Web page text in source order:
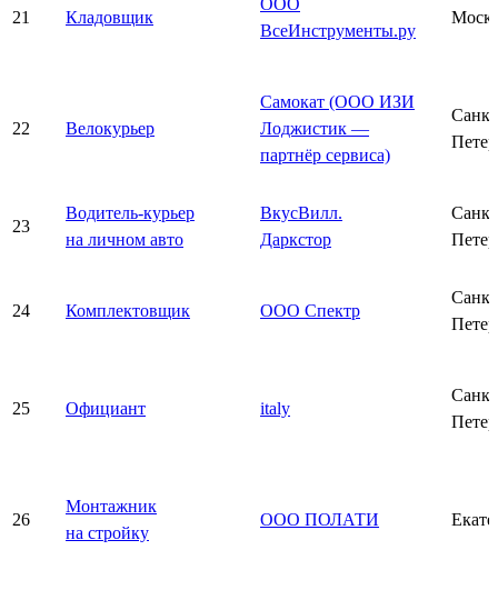
21 Кладовщик
ВсеИнструменты.ру
22 Велокурьер
Самокат (ООО ИЗИ
Лоджистик —
партнёр сервиса)
23
Водитель-курьер
на личном авто
ВкусВилл.
Даркстор
24 Комплектовщик ООО Спектр
25 Официант italy
26
Монтажник
на стройку
ООО ПОЛАТИ